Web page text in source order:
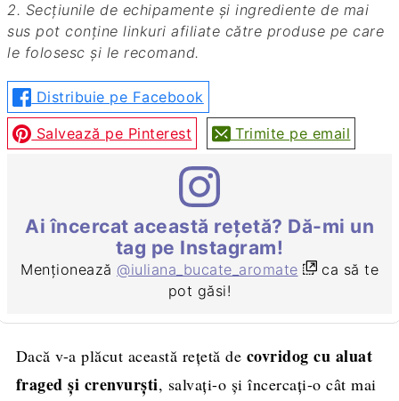
2. Secțiunile de echipamente și ingrediente de mai
sus pot conține linkuri afiliate către produse pe care
le folosesc și le recomand.
Distribuie pe Facebook
Salvează pe Pinterest Trimite pe email
Ai încercat această rețetă? Dă-mi un
tag pe Instagram!
Menționează @iuliana_bucate_aromate
ca să te
pot găsi!
Dacă v-a plăcut această rețetă de covridog cu aluat
fraged și crenvurști, salvați-o și încercați-o cât mai